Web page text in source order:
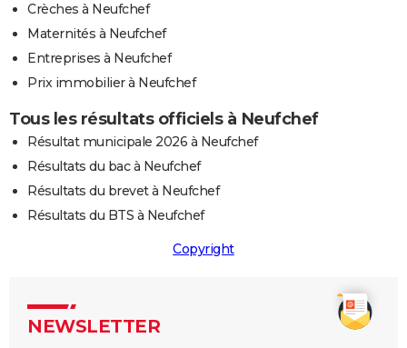
Crèches à Neufchef
Maternités à Neufchef
Entreprises à Neufchef
Prix immobilier à Neufchef
Tous les résultats officiels à Neufchef
Résultat municipale 2026 à Neufchef
Résultats du bac à Neufchef
Résultats du brevet à Neufchef
Résultats du BTS à Neufchef
Copyright
NEWSLETTER